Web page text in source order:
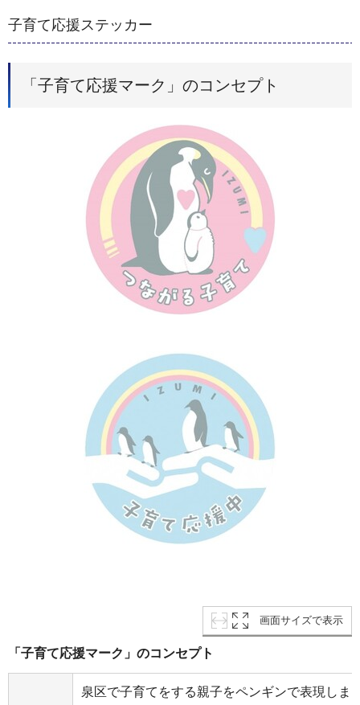
子育て応援ステッカー
「子育て応援マーク」のコンセプト
画面サイズで表示
「子育て応援マーク」のコンセプト
泉区で子育てをする親子をペンギンで表現しま